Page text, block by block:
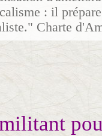
: il
Charte